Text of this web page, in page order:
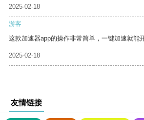
2025-02-18
游客
这款加速器app的操作非常简单，一键加速就能
2025-02-18
友情链接